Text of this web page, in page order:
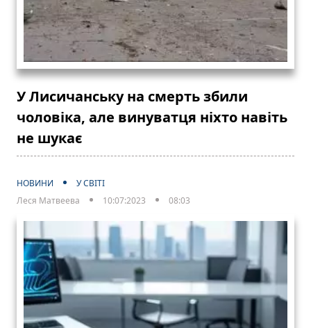
У Лисичанську на смерть збили
чоловіка, але винуватця ніхто навіть
не шукає
НОВИНИ
У СВІТІ
Леся Матвеева
10:07:2023 08:03